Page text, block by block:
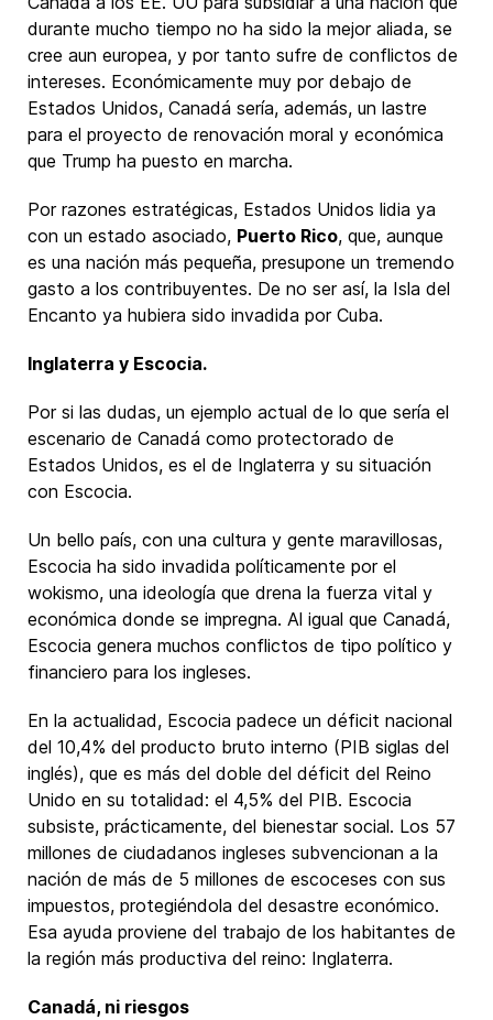
durante mucho tiempo no ha sido la mejor aliada, se
cree aun europea, y por tanto sufre de conflictos de
intereses. Económicamente muy por debajo de
Estados Unidos, Canadá sería, además, un lastre
para el proyecto de renovación moral y económica
que Trump ha puesto en marcha.
Por razones estratégicas, Estados Unidos lidia ya
con un estado asociado, Puerto Rico, que, aunque
es una nación más pequeña, presupone un tremendo
gasto a los contribuyentes. De no ser así, la Isla del
Encanto ya hubiera sido invadida por Cuba.
Inglaterra y Escocia.
Por si las dudas, un ejemplo actual de lo que sería el
escenario de Canadá como protectorado de
Estados Unidos, es el de Inglaterra y su situación
con Escocia.
Un bello país, con una cultura y gente maravillosas,
Escocia ha sido invadida políticamente por el
wokismo, una ideología que drena la fuerza vital y
económica donde se impregna. Al igual que Canadá,
Escocia genera muchos conflictos de tipo político y
financiero para los ingleses.
En la actualidad, Escocia padece un déficit nacional
del 10,4% del producto bruto interno (PIB siglas del
inglés), que es más del doble del déficit del Reino
Unido en su totalidad: el 4,5% del PIB. Escocia
subsiste, prácticamente, del bienestar social. Los 57
millones de ciudadanos ingleses subvencionan a la
nación de más de 5 millones de escoceses con sus
impuestos, protegiéndola del desastre económico.
Esa ayuda proviene del trabajo de los habitantes de
la región más productiva del reino: Inglaterra.
Canadá, ni riesgos